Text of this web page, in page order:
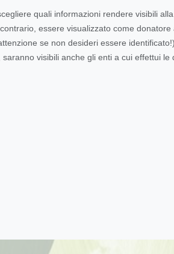
quali informazioni rendere visibili
essere visualizzato come donatore
se non desideri essere identificato!).
visibili anche gli enti a cui effettui le